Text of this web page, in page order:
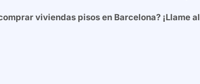
viviendas pisos en Barcelona? ¡Llame al